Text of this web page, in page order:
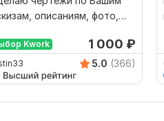
описаниям, фото,
Kwork 1 000 ₽
5.0 (366)